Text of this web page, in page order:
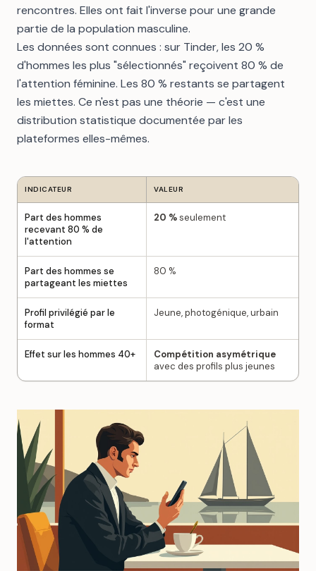
rencontres. Elles ont fait l'inverse pour une grande
partie de la population masculine.
Les données sont connues : sur Tinder, les 20 %
d'hommes les plus "sélectionnés" reçoivent 80 % de
l'attention féminine. Les 80 % restants se partagent
les miettes. Ce n'est pas une théorie — c'est une
distribution statistique documentée par les
plateformes elles-mêmes.
INDICATEUR VALEUR
Part des hommes
recevant 80 % de
l'attention
20 %seulement
Part des hommes se
partageant les miettes
80 %
Profil privilégié par le
format
Jeune, photogénique, urbain
Effet sur les hommes 40+
Compétition asymétrique
avec des profils plus jeunes